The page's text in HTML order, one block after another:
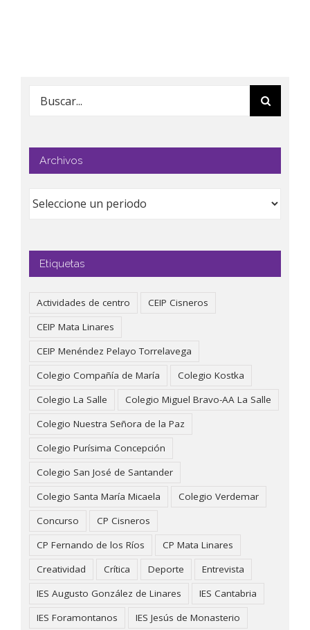
Buscar:
Archivos
Etiquetas
Actividades de centro
CEIP Cisneros
CEIP Mata Linares
CEIP Menéndez Pelayo Torrelavega
Colegio Compañía de María
Colegio Kostka
Colegio La Salle
Colegio Miguel Bravo-AA La Salle
Colegio Nuestra Señora de la Paz
Colegio Purísima Concepción
Colegio San José de Santander
Colegio Santa María Micaela
Colegio Verdemar
Concurso
CP Cisneros
CP Fernando de los Ríos
CP Mata Linares
Creatividad
Crítica Deporte
Entrevista
IES Augusto González de Linares
IES Cantabria
IES Foramontanos
IES Jesús de Monasterio